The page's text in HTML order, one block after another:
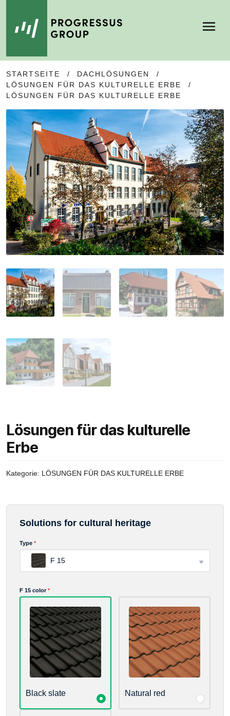
TO
NAVIGATION
TO
CONTENT
STARTSEITE / DACHLÖSUNGEN
/
LÖSUNGEN FÜR DAS KULTURELLE ERBE
/
LÖSUNGEN FÜR DAS KULTURELLE ERBE
🔍
Lösungen für das kulturelle
Erbe
Kategorie: LÖSUNGEN FÜR DAS KULTURELLE ERBE
Solutions for cultural heritage
Advance payment
Type *
F 15
F 15 color*
Black slate Natural red